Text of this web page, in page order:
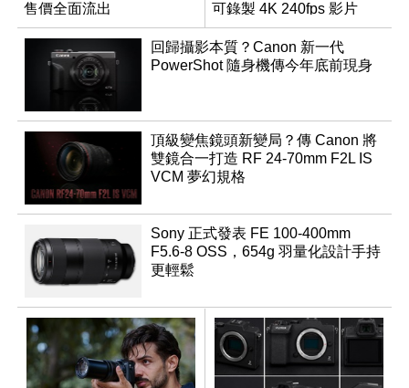
售價全面流出
可錄製 4K 240fps 影片
回歸攝影本質？Canon 新一代
PowerShot 隨身機傳今年底前現身
頂級變焦鏡頭新變局？傳 Canon 將
雙鏡合一打造 RF 24-70mm F2L IS
VCM 夢幻規格
Sony 正式發表 FE 100-400mm
F5.6-8 OSS，654g 羽量化設計手持
更輕鬆